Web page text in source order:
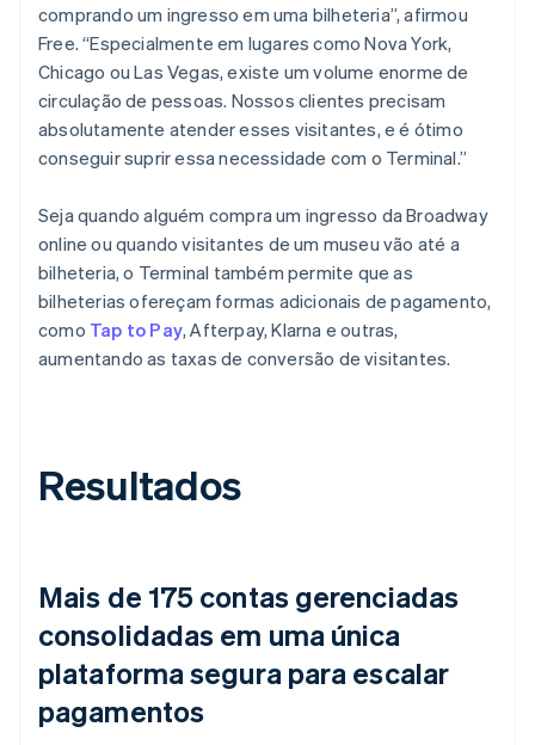
comprando um ingresso em uma bilheteria”, afirmou
Free. “Especialmente em lugares como Nova York,
Chicago ou Las Vegas, existe um volume enorme de
circulação de pessoas. Nossos clientes precisam
absolutamente atender esses visitantes, e é ótimo
conseguir suprir essa necessidade com o Terminal.”
Seja quando alguém compra um ingresso da Broadway
online ou quando visitantes de um museu vão até a
bilheteria, o Terminal também permite que as
bilheterias ofereçam formas adicionais de pagamento,
como Tap to Pay, Afterpay, Klarna e outras,
aumentando as taxas de conversão de visitantes.
Resultados
Mais de 175 contas gerenciadas
consolidadas em uma única
plataforma segura para escalar
pagamentos